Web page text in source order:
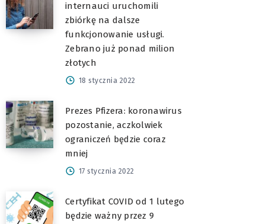
internauci uruchomili
zbiórkę na dalsze
funkcjonowanie usługi.
Zebrano już ponad milion
złotych
18 stycznia 2022
Prezes Pfizera: koronawirus
pozostanie, aczkolwiek
ograniczeń będzie coraz
mniej
17 stycznia 2022
Certyfikat COVID od 1 lutego
będzie ważny przez 9